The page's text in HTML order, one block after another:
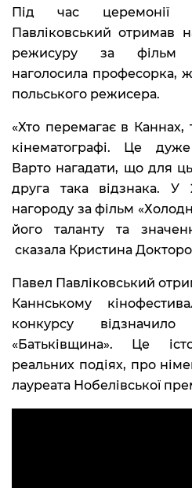
Під час церемонії
Павліковський отримав
режисуру за фільм
наголосила професорка,
польського режисера.
«Хто перемагає в Каннах,
кінематографі. Це
Варто нагадати, що для
друга така відзнака.
нагороду за фільм
його таланту та
сказала Кристина
Павел Павліковський
Каннському
конкурсу
«Батьківщина». Це
реальних подіях, про
лауреата Нобелівської